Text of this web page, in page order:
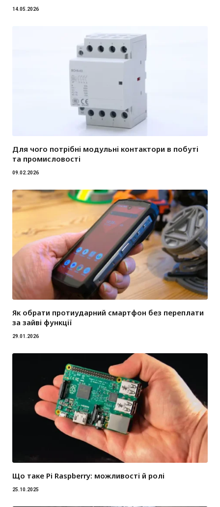
14.05.2026
Для чого потрібні модульні контактори в побуті
та промисловості
09.02.2026
Як обрати протиударний смартфон без переплати
за зайві функції
29.01.2026
Що таке Pi Raspberry: можливості й ролі
25.10.2025